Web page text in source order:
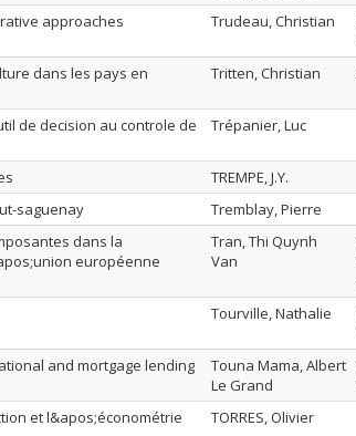
approaches Trudeau, Christian
dans les pays en
Tritten, Christian
de decision au controle de
Trépanier, Luc
TREMPE, J.Y.
saguenay
Tremblay, Pierre
dans la
européenne
Tran, Thi Quynh
Van
Tourville, Nathalie
and mortgage lending
Touna Mama, Albert
Le Grand
et l&apos;économétrie
TORRES, Olivier